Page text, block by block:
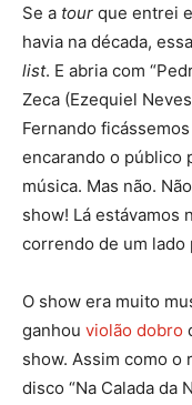
Se a tour que entrei
havia na década,
list. E abria com
Zeca (Ezequiel
Fernando
encarando o público
música. Mas não.
show! Lá estávamos
correndo de um lado
O show era muito
ganhou violão dobro
show. Assim como o
disco “Na Calada da